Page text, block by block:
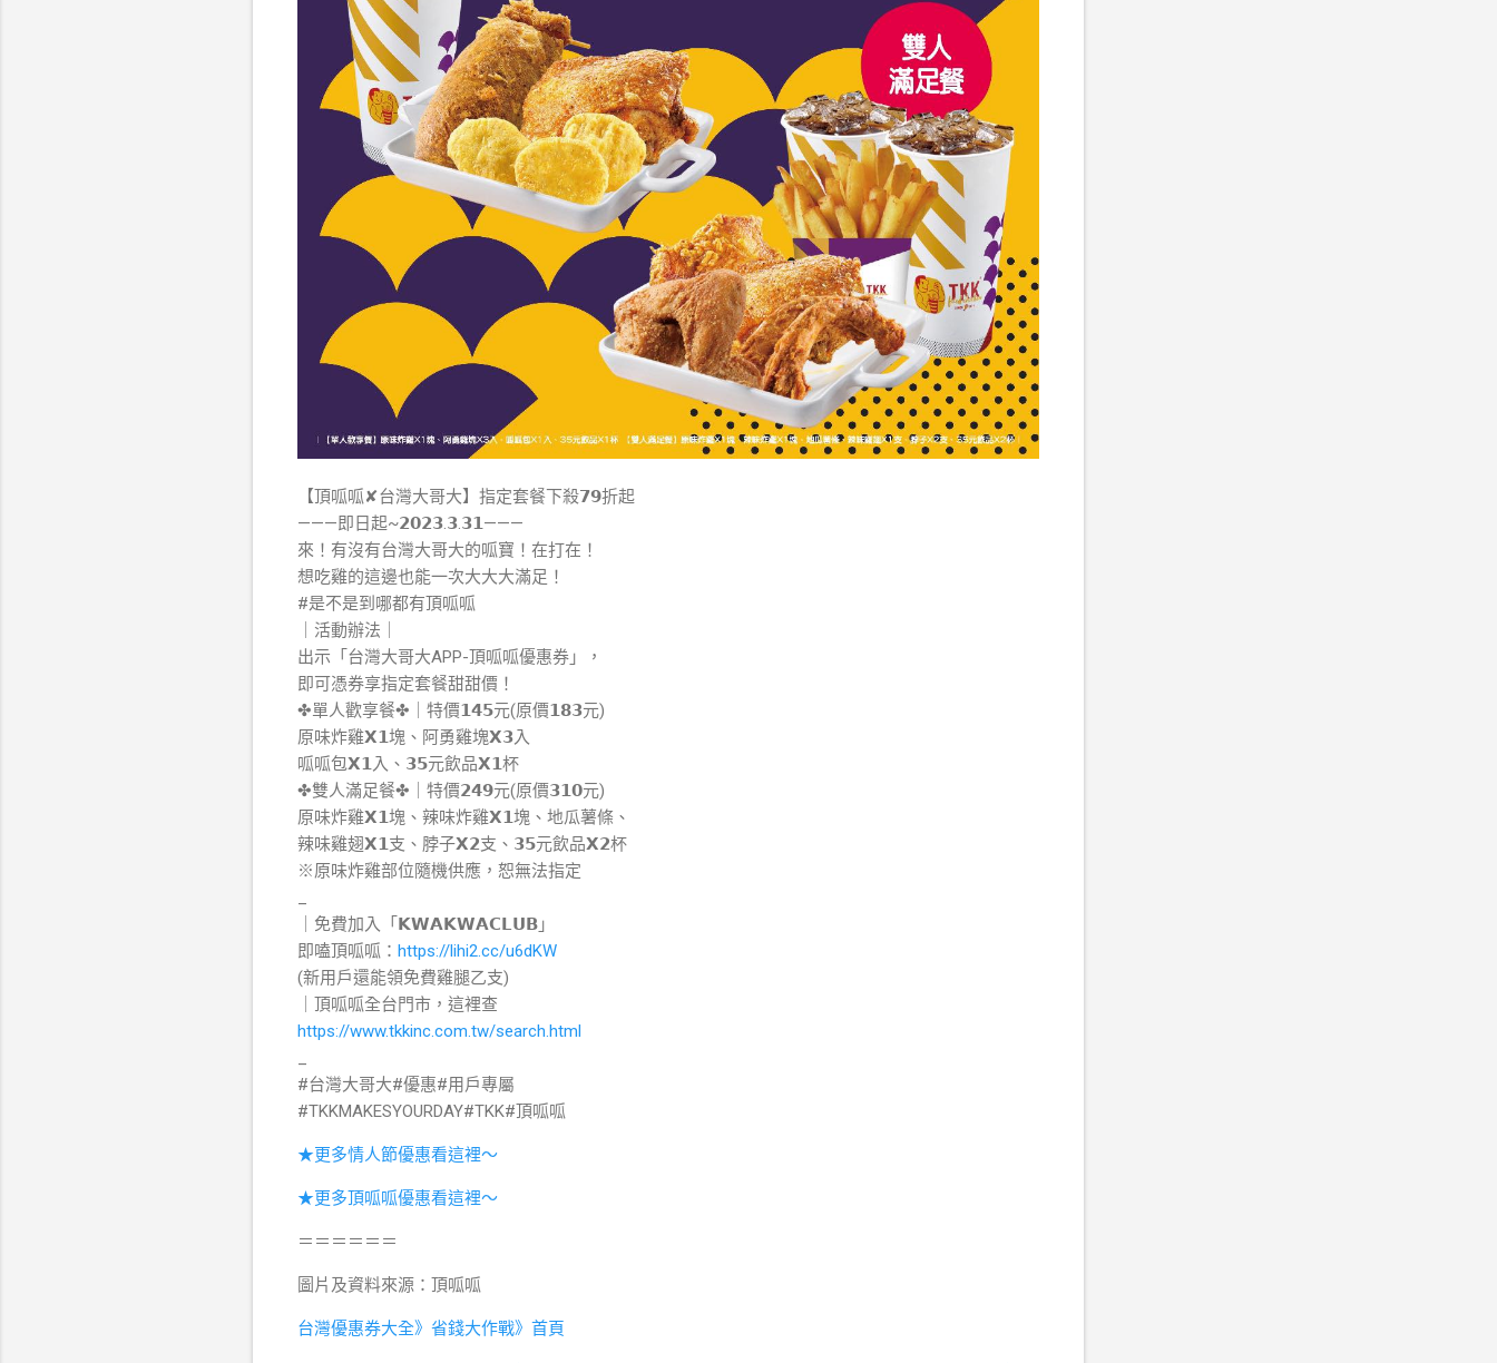
【頂呱呱✘台灣大哥大】指定套餐下殺𝟳𝟵折起
———即日起~𝟮𝟬𝟮𝟯.𝟯.𝟯𝟭———
來！有沒有台灣大哥大的呱寶！在打在！
想吃雞的這邊也能一次大大大滿足！
#是不是到哪都有頂呱呱
｜活動辦法｜
出示「台灣大哥大APP-頂呱呱優惠券」，
即可憑券享指定套餐甜甜價！
✤單人歡享餐✤｜特價𝟭𝟰𝟱元(原價𝟭𝟴𝟯元)
原味炸雞𝗫𝟭塊、阿勇雞塊𝗫𝟯入
呱呱包𝗫𝟭入、𝟯𝟱元飲品𝗫𝟭杯
✤雙人滿足餐✤｜特價𝟮𝟰𝟵元(原價𝟯𝟭𝟬元)
原味炸雞𝗫𝟭塊、辣味炸雞𝗫𝟭塊、地瓜薯條、
辣味雞翅𝗫𝟭支、脖子𝗫𝟮支、𝟯𝟱元飲品𝗫𝟮杯
※原味炸雞部位隨機供應，恕無法指定
｜免費加入「𝗞𝗪𝗔𝗞𝗪𝗔𝗖𝗟𝗨𝗕」
即嗑頂呱呱： https://lihi2.cc/u6dKW
(新用戶還能領免費雞腿乙支)
｜頂呱呱全台門市，這裡查
https://www.tkkinc.com.tw/search.html
#台灣大哥大#優惠#用戶專屬
#TKKMAKESYOURDAY#TKK#頂呱呱
★更多情人節優惠看這裡～
★更多頂呱呱優惠看這裡～
＝＝＝＝＝＝
圖片及資料來源：頂呱呱
台灣優惠券大全》省錢大作戰》首頁